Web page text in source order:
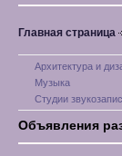
Главная страница
Архитектура и
Музыка
Студии
Объявления